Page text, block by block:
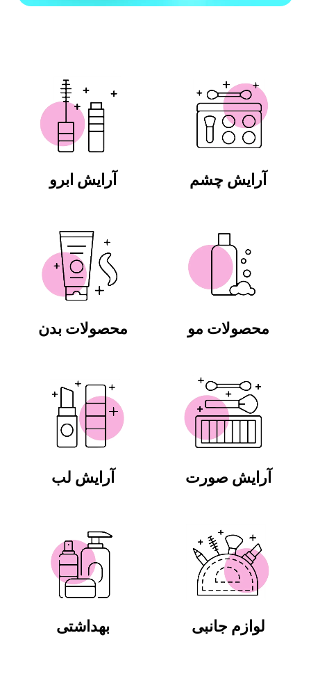
آرایش چشم
محصولات مو
آرایش ابرو
محصولات بدن
آرایش صورت
لوازم جانبی
آرایش لب
بهداشتی